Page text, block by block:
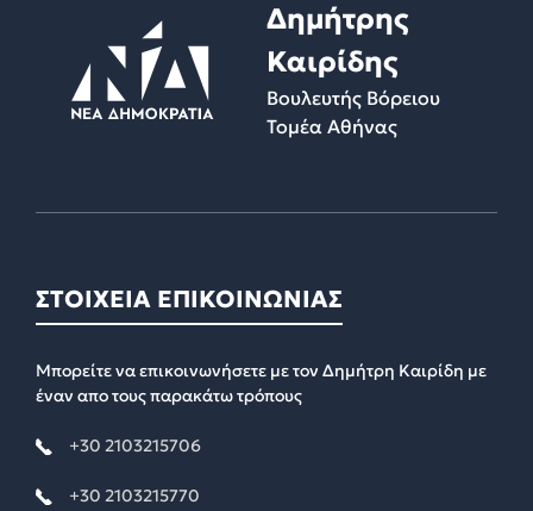
Δημήτρης
Καιρίδης
Βουλευτής Βόρειου
Τομέα Αθήνας
ΣΤΟΙΧΕΙΑ ΕΠΙΚΟΙΝΩΝΙΑΣ
Μπορείτε να επικοινωνήσετε με τον Δημήτρη Καιρίδη με
έναν απο τους παρακάτω τρόπους
+30 2103215706
+30 2103215770